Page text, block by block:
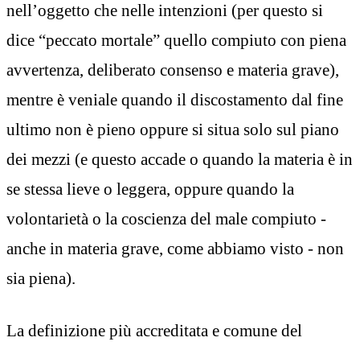
nell’oggetto che nelle intenzioni (per questo si
dice “peccato mortale” quello compiuto con piena
avvertenza, deliberato consenso e materia grave),
mentre è veniale quando il discostamento dal fine
ultimo non è pieno oppure si situa solo sul piano
dei mezzi (e questo accade o quando la materia è in
se stessa lieve o leggera, oppure quando la
volontarietà o la coscienza del male compiuto -
anche in materia grave, come abbiamo visto - non
sia piena).
La definizione più accreditata e comune del